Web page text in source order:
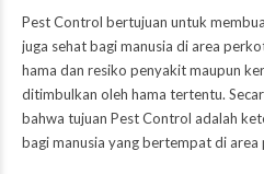
Pest Control bertujuan untuk
juga sehat bagi manusia di area
hama dan resiko penyakit maupun
ditimbulkan oleh hama tertentu.
bahwa tujuan Pest Control adalah
bagi manusia yang bertempat di area